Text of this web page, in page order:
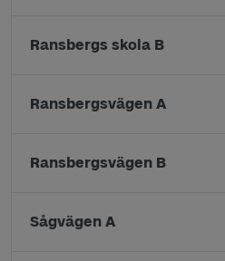
Ransbergs skola B
Ransbergsvägen A
Ransbergsvägen B
Sågvägen A